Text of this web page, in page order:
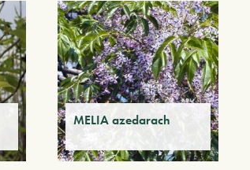
MELIA azedarach